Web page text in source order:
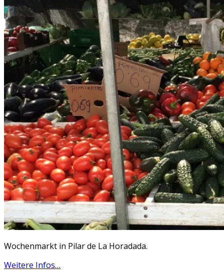
Wochenmarkt in Pilar de La Horadada.
Weitere Infos…